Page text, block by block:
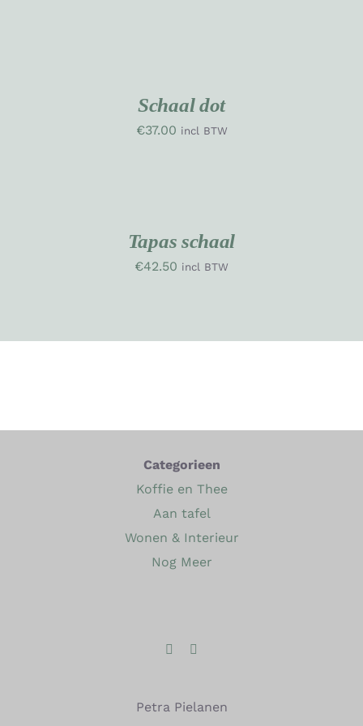
Schaal dot
€37.00 incl BTW
Tapas schaal
€42.50 incl BTW
Categorieen
Koffie en Thee
Aan tafel
Wonen & Interieur
Nog Meer
Petra Pielanen